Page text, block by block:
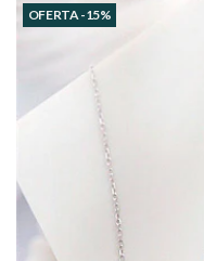
OFERTA -15%